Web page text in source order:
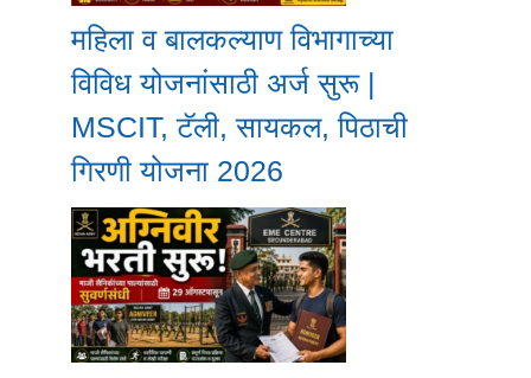
महिला व बालकल्याण विभागाच्या
विविध योजनांसाठी अर्ज सुरू |
MSCIT, टॅली, सायकल, पिठाची
गिरणी योजना 2026